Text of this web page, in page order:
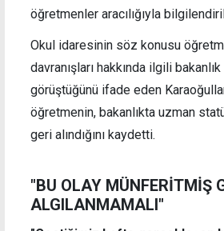
öğretmenler aracılığıyla
Okul idaresinin söz konusu
davranışları hakkında ilgili
görüştüğünü ifade eden
öğretmenin, bakanlıkta uzman
geri alındığını kaydetti.
"BU OLAY MÜNFERİTMİŞ
ALGILANMAMALI"